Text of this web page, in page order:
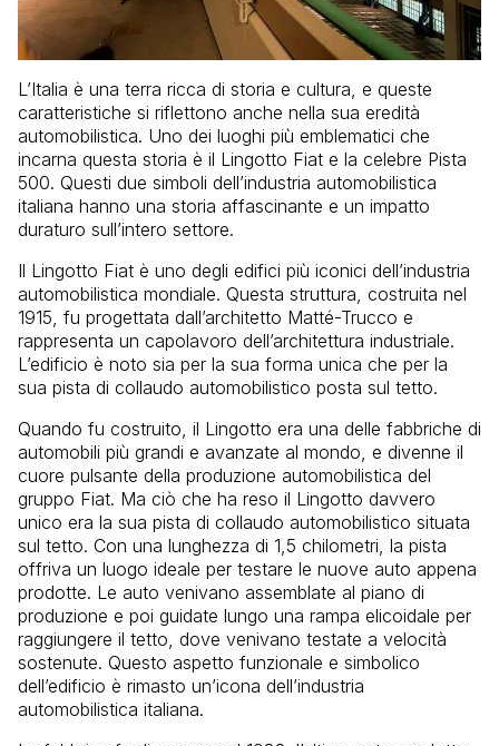
L’Italia è una terra ricca di storia e cultura, e queste
caratteristiche si riflettono anche nella sua eredità
automobilistica. Uno dei luoghi più emblematici che
incarna questa storia è il Lingotto Fiat e la celebre Pista
500. Questi due simboli dell’industria automobilistica
italiana hanno una storia affascinante e un impatto
duraturo sull’intero settore.
Il Lingotto Fiat è uno degli edifici più iconici dell’industria
automobilistica mondiale. Questa struttura, costruita nel
1915, fu progettata dall’architetto Matté-Trucco e
rappresenta un capolavoro dell’architettura industriale.
L’edificio è noto sia per la sua forma unica che per la
sua pista di collaudo automobilistico posta sul tetto.
Quando fu costruito, il Lingotto era una delle fabbriche di
automobili più grandi e avanzate al mondo, e divenne il
cuore pulsante della produzione automobilistica del
gruppo Fiat. Ma ciò che ha reso il Lingotto davvero
unico era la sua pista di collaudo automobilistico situata
sul tetto. Con una lunghezza di 1,5 chilometri, la pista
offriva un luogo ideale per testare le nuove auto appena
prodotte. Le auto venivano assemblate al piano di
produzione e poi guidate lungo una rampa elicoidale per
raggiungere il tetto, dove venivano testate a velocità
sostenute. Questo aspetto funzionale e simbolico
dell’edificio è rimasto un’icona dell’industria
automobilistica italiana.